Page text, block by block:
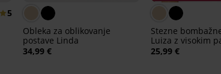
5
Obleka za oblikovanje
postave Linda
34,99 €
Stezne
Luiza z visokim
25,99 €